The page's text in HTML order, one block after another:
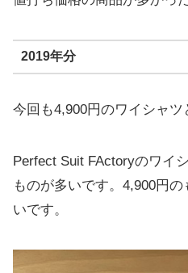
2019年分
今回も4,900円のワイシャツ
Perfect Suit FActoryのワイ
ものが多いです。4,900円
いです。